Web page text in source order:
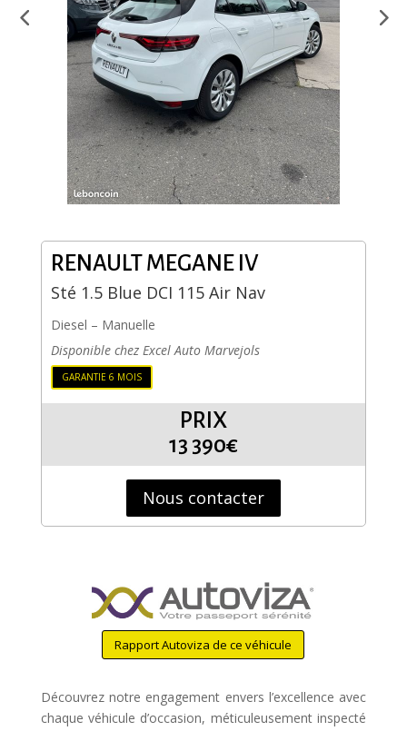
RENAULTMEGANE IV
Sté 1.5 Blue DCI 115 Air Nav
Diesel – Manuelle
Disponible chez Excel Auto Marvejols
GARANTIE 6 MOIS
PRIX
13 390€
Nous contacter
Rapport Autoviza de ce véhicule
Découvrez notre engagement envers l’excellence avec
chaque véhicule d’occasion, méticuleusement inspecté